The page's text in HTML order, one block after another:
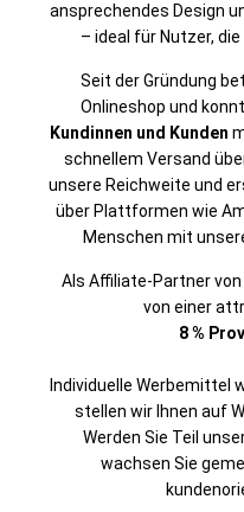
ansprechendes Design
– ideal für Nutzer,
Seit der Gründung
Onlineshop und
Kundinnen und Kunden
schnellem Versand
unsere Reichweite und
über Plattformen wie
Menschen mit
Als Affiliate-Partner von
von einer
8 %
Individuelle Werbemittel
stellen wir Ihnen auf
Werden Sie Teil
wachsen Sie